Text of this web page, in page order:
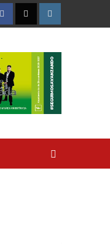
FacebookTwitterInstagram